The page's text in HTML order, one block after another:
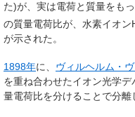
た)が、実は電荷と質量をも
の質量電荷比が、水素イオン
が示された。
1898年に、 ヴィルヘルム・
を重ね合わせたイオン光学
量電荷比を分けることで分離